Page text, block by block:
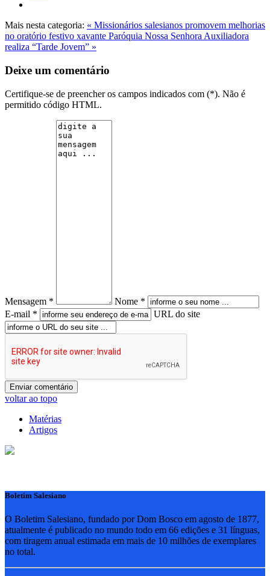
Mais nesta categoria: « Missionários salesianos promovem melhorias
no oratório festivo xavante Paróquia Nossa Senhora Auxiliadora
realiza “Tarde Jovem” »
Deixe um comentário
Certifique-se de preencher os campos indicados com (*). Não é
permitido código HTML.
Mensagem *
Nome *
E-mail *
URL do site
voltar ao topo
Matérias
Artigos
Boletim Salesiano
O Boletim Salesiano, fundado por Dom Bosco em agosto de 1877,
atualmente é publicado no mundo todo em 66 edições e 31 línguas,
com tiragem anual estimada em mais de 10 milhões de exemplares
no total.